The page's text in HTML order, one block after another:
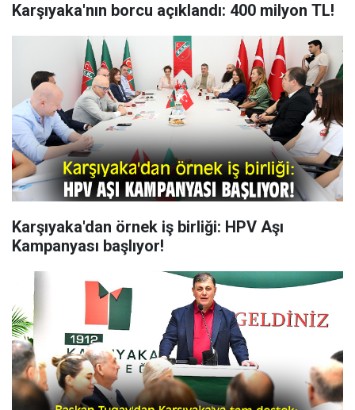
Karşıyaka'nın borcu açıklandı: 400 milyon TL!
Karşıyaka'dan örnek iş birliği: HPV Aşı
Kampanyası başlıyor!